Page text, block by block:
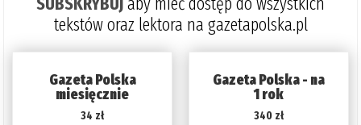
tekstów oraz lektora na gazetapolska.pl
Gazeta Polska
miesięcznie
34 zł
Gazeta Polska - na
1 rok
340 zł